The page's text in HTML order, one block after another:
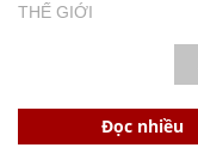
THẾ GIỚI
Đọc nhiều